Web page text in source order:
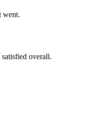
went.
overall.